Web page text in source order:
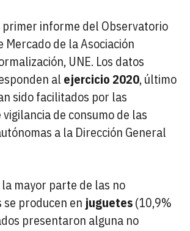
informe del Observatorio
Mercado de la Asociación
UNE. Los datos
al ejercicio 2020, último
sido facilitados por las
de consumo de las
a la Dirección General
mayor parte de las no
producen en juguetes(10,9%
presentaron alguna no